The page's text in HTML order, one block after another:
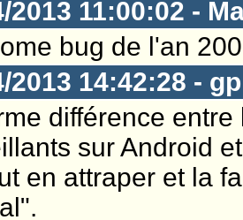
2013 11:00:02 -
bug de l'an
2013 14:42:28 -
différence
sur Android
en attraper et la